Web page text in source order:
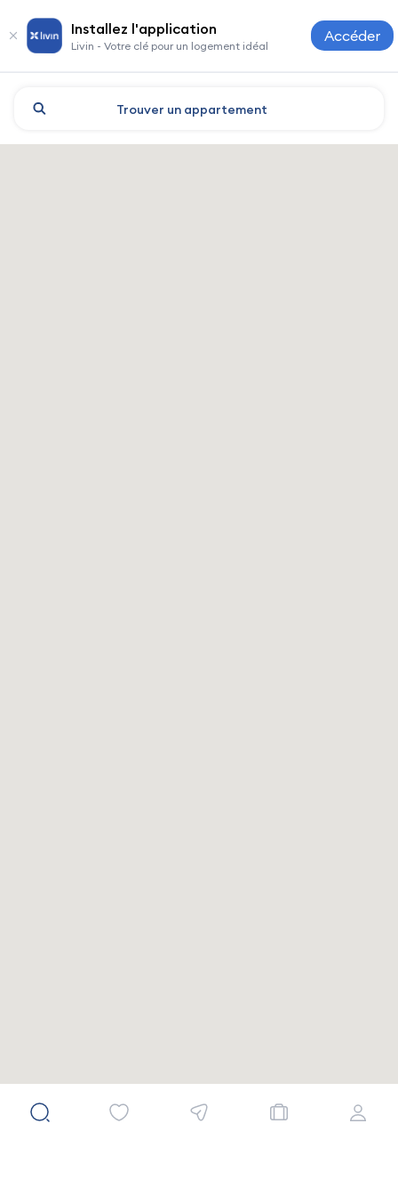
Installez l'application
Livin - Votre clé pour un logement idéal
Accéder
Trouver un appartement
Chimkent : hôtels et